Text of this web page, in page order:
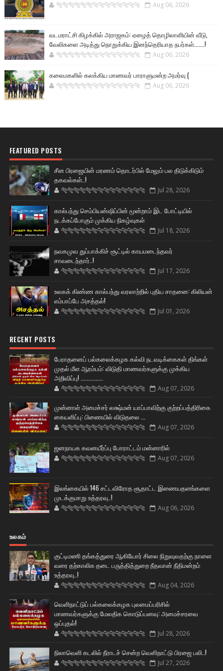
🐅🐅🐅🐅🐅🐅🐆🐆🐆🐆🐆🐆🐆🐆 Aug 06, 2026
வடமராட்சி கிழக்கில் அராஜகம்: ஏழைத் தொழிலாளியின் வீடு,
வேலிகளை அடித்து நொறுக்கிய இனந்தெரியாத நபர்கள்.......!
🐅🐅🐅🐅🐅🐅🐆🐆🐆🐆🐆🐆🐆🐆 Aug 06, 2026
கலைமகளில் கலக்கிய மாணவர் பாராளுமன்ற அமர்வு (
🐅🐅🐅🐅🐅🐅🐆🐆🐆🐆🐆🐆🐆🐆 Aug 06, 2026
FEATURED POSTS
சீன பிரஜையின் மரணம் தொடர்பில் மேலும் பல திடுக்கிடும்
தகவல்கள்..!
🐅🐅🐅🐅🐅🐅🐆🐆🐆🐆🐆🐆🐆🐆 Jul 28, 2026
கால்பந்து செம்பியன்ஷிப்பின் மூன்றாம் இட போட்டியில்
நடக்கப்போகும் முக்கிய நிகழ்வுகள்
🐅🐅🐅🐅🐅🐅🐆🐆🐆🐆🐆🐆🐆🐆 Jul 18, 2026
நவகமுவ துப்பாக்கிச் சூட்டில் காயமடைந்தவர்
சாவடைந்தார்..!
🐅🐅🐅🐅🐅🐅🐆🐆🐆🐆🐆🐆🐆🐆 Jul 17, 2026
உலகக் கிண்ண கால்பந்து வரலாற்றில் புதிய சாதனை: கிலியன்
எம்பாப்பே அசத்தல்!
🐅🐅🐅🐅🐅🐅🐆🐆🐆🐆🐆🐆🐆🐆 Jul 01, 2026
RECENT POSTS
பேராதனைப் பல்கலைக்கழக கல்வி நடவடிக்கைகள் திங்கள்
முதல் மீள ஆரம்பம்: விடுதி மாணவர்களுக்கு முக்கிய
அறிவிப்பு! ...............
🐅🐅🐅🐅🐅🐅🐆🐆🐆🐆🐆🐆🐆🐆 Aug 07, 2026
முன்னாள் அமைச்சர் லக்ஷ்மன் யாப்பாவிற்கு குற்றப்பத்திரிகை
கையளிப்பு: பிணையில் விடுதலை ...
🐅🐅🐅🐅🐅🐅🐆🐆🐆🐆🐆🐆🐆🐆 Aug 07, 2026
ஜனநாயக கவனயீர்ப்பு போராட்டம் மன்னாரில்
🐅🐅🐅🐅🐅🐅🐆🐆🐆🐆🐆🐆🐆🐆 Aug 07, 2026
இலங்கையில் 146 சட்டவிரோத சூதாட்ட இணையதளங்களை
முடக்குமாறு உத்தரவு..!
🐅🐅🐅🐅🐅🐅🐆🐆🐆🐆🐆🐆🐆🐆 Aug 06, 2026
உலகம்
குட்டிமணி தங்கத்துரை ஆகியோர் சிலை நிறுவுவதற்கு நாளை
வரை தற்காலிக தடை பருத்தித்துறை நீதவான் நீதிமன்றம்
உத்தரவு..!
🐅🐅🐅🐅🐅🐅🐆🐆🐆🐆🐆🐆🐆🐆 Aug 04, 2026
வெளிநாட்டுப் பல்கலைக்கழக புலமைப்பரிசில்
மாணவர்களுக்கு மேலதிக கொடுப்பனவு: அமைச்சரவை
ஒப்புதல்!
🐅🐅🐅🐅🐅🐅🐆🐆🐆🐆🐆🐆🐆🐆 Jul 28, 2026
நிலாவெளி கடலில் நீராடச் சென்ற வௌிநாட்டு பிரஜை பலி..!
🐅🐅🐅🐅🐅🐅🐆🐆🐆🐆🐆🐆🐆🐆 Jul 27, 2026